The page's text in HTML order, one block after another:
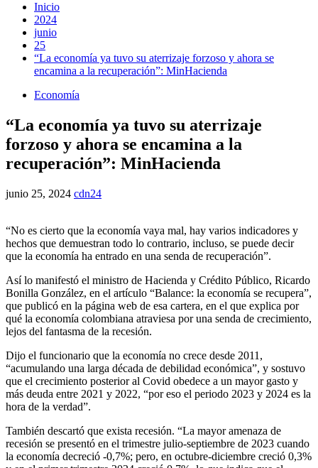
Inicio
2024
junio
25
“La economía ya tuvo su aterrizaje forzoso y ahora se
encamina a la recuperación”: MinHacienda
Economía
“La economía ya tuvo su aterrizaje
forzoso y ahora se encamina a la
recuperación”: MinHacienda
junio 25, 2024 cdn24
“No es cierto que la economía vaya mal, hay varios indicadores y
hechos que demuestran todo lo contrario, incluso, se puede decir
que la economía ha entrado en una senda de recuperación”.
Así lo manifestó el ministro de Hacienda y Crédito Público, Ricardo
Bonilla González, en el artículo “Balance: la economía se recupera”,
que publicó en la página web de esa cartera, en el que explica por
qué la economía colombiana atraviesa por una senda de crecimiento,
lejos del fantasma de la recesión.
Dijo el funcionario que la economía no crece desde 2011,
“acumulando una larga década de debilidad económica”, y sostuvo
que el crecimiento posterior al Covid obedece a un mayor gasto y
más deuda entre 2021 y 2022, “por eso el periodo 2023 y 2024 es la
hora de la verdad”.
También descartó que exista recesión. “La mayor amenaza de
recesión se presentó en el trimestre julio-septiembre de 2023 cuando
la economía decreció -0,7%; pero, en octubre-diciembre creció 0,3%